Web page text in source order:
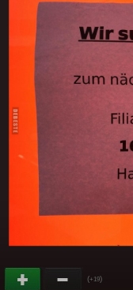
(+19)